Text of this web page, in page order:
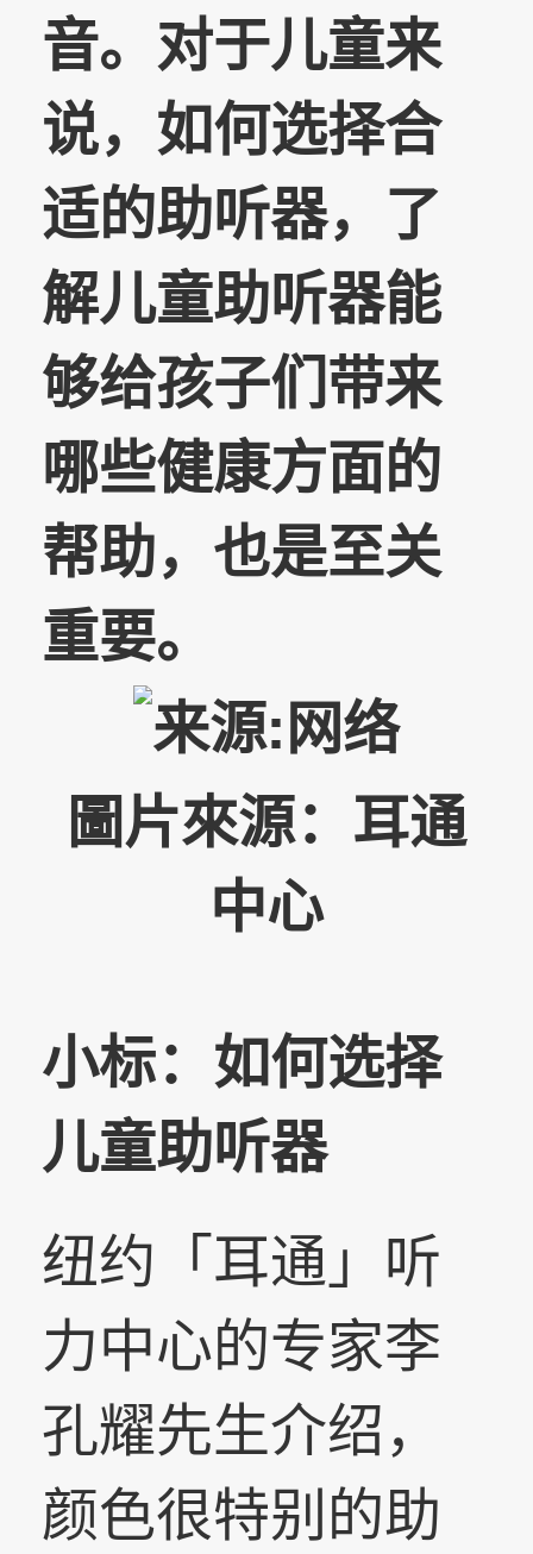
音。对于儿童来
说，如何选择合
适的助听器，了
解儿童助听器能
够给孩子们带来
哪些健康方面的
帮助，也是至关
重要。
圖片來源：耳通
中心
小标：如何选择
儿童助听器
纽约「耳通」听
力中心的专家李
孔耀先生介绍，
颜色很特别的助